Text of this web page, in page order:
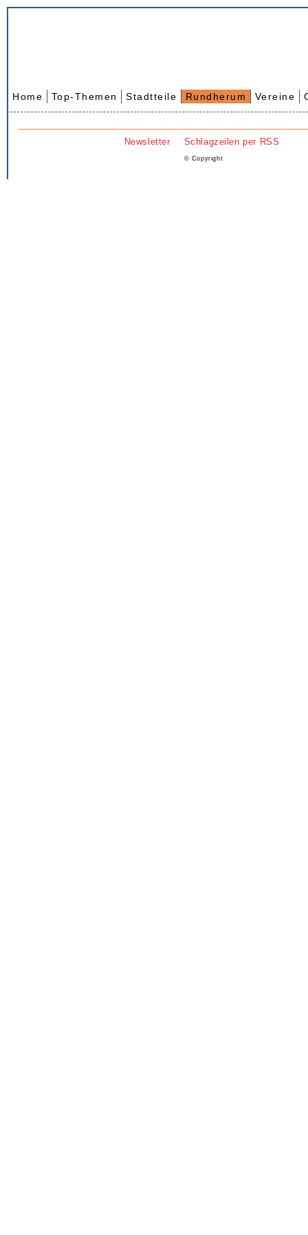
Home Top-Themen Stadtteile Rundherum Vereine
Newsletter Schlagzeilen per RSS
© Copyright